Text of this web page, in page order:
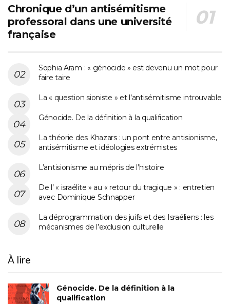
Chronique d’un antisémitisme
professoral dans une université
française
Sophia Aram : « génocide » est devenu un mot pour
faire taire
La « question sioniste » et l’antisémitisme introuvable
Génocide. De la définition à la qualification
La théorie des Khazars : un pont entre antisionisme,
antisémitisme et idéologies extrémistes
L’antisionisme au mépris de l’histoire
De l’ « israélite » au « retour du tragique » : entretien
avec Dominique Schnapper
La déprogrammation des juifs et des Israéliens : les
mécanismes de l’exclusion culturelle
À lire
Génocide. De la définition à la
qualification